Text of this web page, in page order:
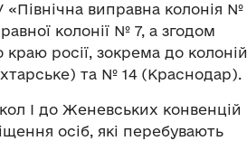
«Північна виправна колонія №
колонії № 7, а згодом
росії, зокрема до колоній
та № 14 (Краснодар).
I до Женевських конвенцій
осіб, які перебувають